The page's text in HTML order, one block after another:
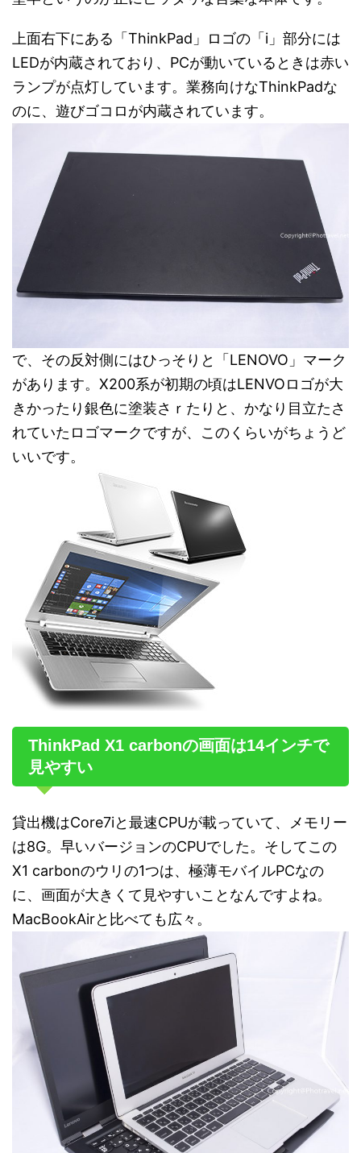
上面右下にある「ThinkPad」ロゴの「i」部分には
LEDが内蔵されており、PCが動いているときは赤い
ランプが点灯しています。業務向けなThinkPadな
のに、遊びゴコロが内蔵されています。
で、その反対側にはひっそりと「LENOVO」マーク
があります。X200系が初期の頃はLENVOロゴが大
きかったり銀色に塗装さｒたりと、かなり目立たさ
れていたロゴマークですが、このくらいがちょうど
いいです。
ThinkPad X1 carbonの画面は14インチで
見やすい
貸出機はCore7iと最速CPUが載っていて、メモリー
は8G。早いバージョンのCPUでした。そしてこの
X1 carbonのウリの1つは、極薄モバイルPCなの
に、画面が大きくて見やすいことなんですよね。
MacBookAirと比べても広々。